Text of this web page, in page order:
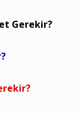
Gerekir?